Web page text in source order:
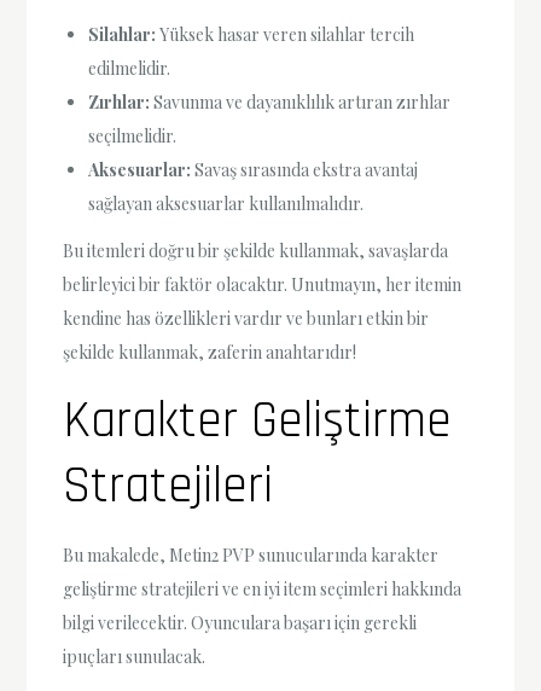
Silahlar: Yüksek hasar veren silahlar tercih
edilmelidir.
Zırhlar: Savunma ve dayanıklılık artıran zırhlar
seçilmelidir.
Aksesuarlar: Savaş sırasında ekstra avantaj
sağlayan aksesuarlar kullanılmalıdır.
Bu itemleri doğru bir şekilde kullanmak, savaşlarda
belirleyici bir faktör olacaktır. Unutmayın, her itemin
kendine has özellikleri vardır ve bunları etkin bir
şekilde kullanmak, zaferin anahtarıdır!
Karakter Geliştirme
Stratejileri
Bu makalede, Metin2 PVP sunucularında karakter
geliştirme stratejileri ve en iyi item seçimleri hakkında
bilgi verilecektir. Oyunculara başarı için gerekli
ipuçları sunulacak.